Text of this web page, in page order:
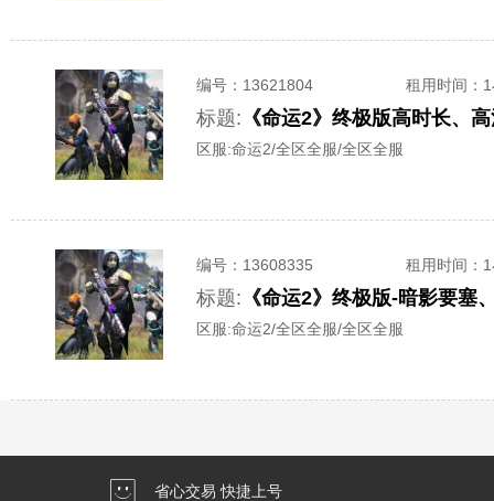
编号： 13621804 租用时间 ：
标题: 《命运2》终极版高时长、
区服:命运2/全区全服/全区全服
编号： 13608335 租用时间 ：
标题: 《命运2》终极版-暗影要塞
区服:命运2/全区全服/全区全服
省心交易 快捷上号